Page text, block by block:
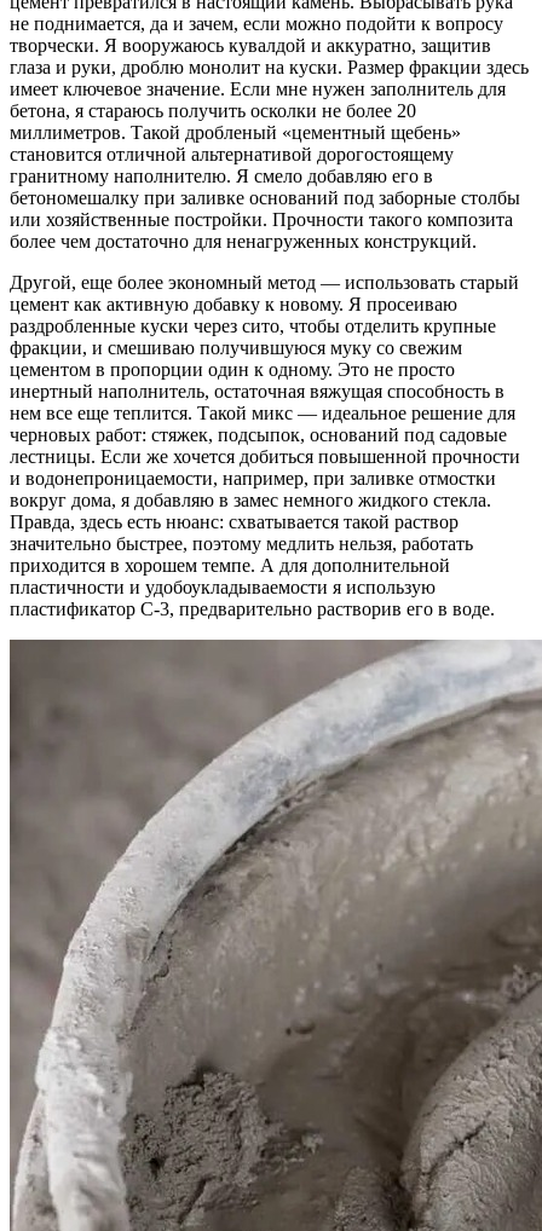
не поднимается, да и зачем, если можно подойти к вопросу
творчески. Я вооружаюсь кувалдой и аккуратно, защитив
глаза и руки, дроблю монолит на куски. Размер фракции здесь
имеет ключевое значение. Если мне нужен заполнитель для
бетона, я стараюсь получить осколки не более 20
миллиметров. Такой дробленый «цементный щебень»
становится отличной альтернативой дорогостоящему
гранитному наполнителю. Я смело добавляю его в
бетономешалку при заливке оснований под заборные столбы
или хозяйственные постройки. Прочности такого композита
более чем достаточно для ненагруженных конструкций.
Другой, еще более экономный метод — использовать старый
цемент как активную добавку к новому. Я просеиваю
раздробленные куски через сито, чтобы отделить крупные
фракции, и смешиваю получившуюся муку со свежим
цементом в пропорции один к одному. Это не просто
инертный наполнитель, остаточная вяжущая способность в
нем все еще теплится. Такой микс — идеальное решение для
черновых работ: стяжек, подсыпок, оснований под садовые
лестницы. Если же хочется добиться повышенной прочности
и водонепроницаемости, например, при заливке отмостки
вокруг дома, я добавляю в замес немного жидкого стекла.
Правда, здесь есть нюанс: схватывается такой раствор
значительно быстрее, поэтому медлить нельзя, работать
приходится в хорошем темпе. А для дополнительной
пластичности и удобоукладываемости я использую
пластификатор С-3, предварительно растворив его в воде.